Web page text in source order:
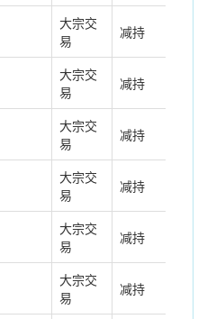
大宗交
易
减持
大宗交
易
减持
大宗交
易
减持
大宗交
易
减持
大宗交
易
减持
大宗交
易
减持